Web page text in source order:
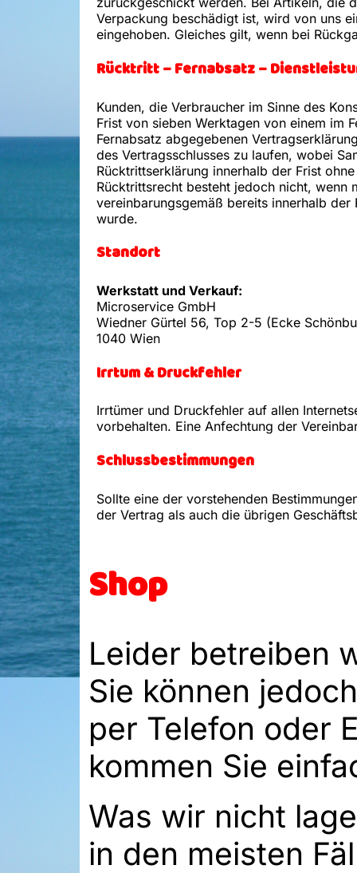
Verpackung beschädigt ist, wird von uns
eingehoben. Gleiches gilt, wenn bei
Rücktritt – Fernabsatz –
Kunden, die Verbraucher im Sinne des
Frist von sieben Werktagen von einem im
Fernabsatz abgegebenen
des Vertragsschlusses zu laufen, wobei
Rücktrittserklärung innerhalb der Frist
Rücktrittsrecht besteht jedoch nicht, wenn
vereinbarungsgemäß bereits innerhalb
wurde.
Standort
Werkstatt und Verkauf:
Microservice GmbH
Wiedner Gürtel 56, Top 2-5 (Ecke
1040 Wien
Irrtum & Druckfehler
Irrtümer und Druckfehler auf allen
vorbehalten. Eine Anfechtung der
Schlussbestimmungen
Sollte eine der vorstehenden
der Vertrag als auch die übrigen
Shop
Leider betreiben
Sie können
per Telefon oder
kommen Sie
Was wir nicht
in den meisten